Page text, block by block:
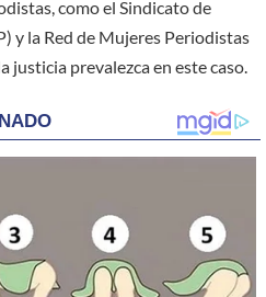
como el Sindicato de
y la Red de Mujeres Periodistas
justicia prevalezca en este caso.